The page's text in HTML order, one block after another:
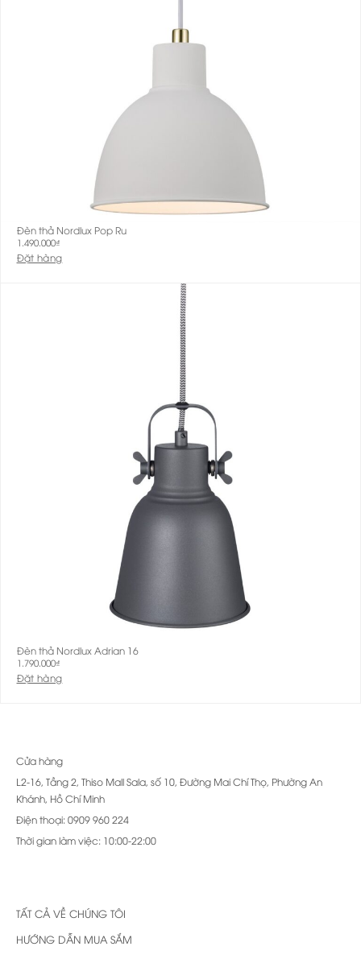
Đèn thả Nordlux Pop Ru
1.490.000₫
Đặt hàng
Đèn thả Nordlux Adrian 16
1.790.000₫
Đặt hàng
Cửa hàng
L2-16, Tầng 2, Thiso Mall Sala, số 10, Đường Mai Chí Thọ, Phường An
Khánh, Hồ Chí Minh
Điện thoại: 0909 960 224
Thời gian làm việc: 10:00-22:00
TẤT CẢ VỀ CHÚNG TÔI
HƯỚNG DẪN MUA SẮM